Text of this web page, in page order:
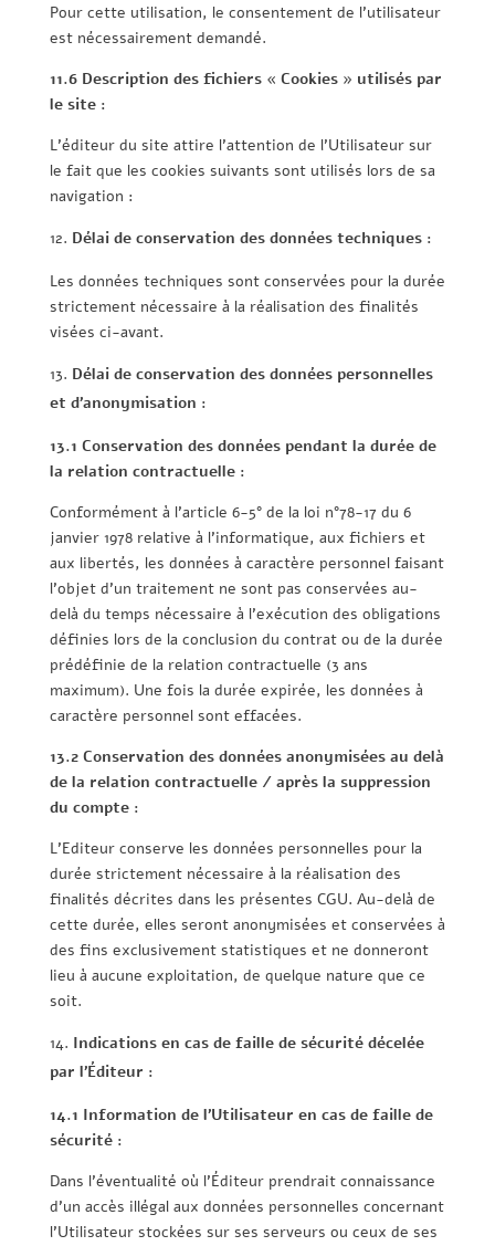
Pour cette utilisation, le consentement de l’utilisateur
est nécessairement demandé.
11.6 Description des fichiers « Cookies » utilisés par
le site :
L’éditeur du site attire l’attention de l’Utilisateur sur
le fait que les cookies suivants sont utilisés lors de sa
navigation :
Délai de conservation des données techniques :
Les données techniques sont conservées pour la durée
strictement nécessaire à la réalisation des finalités
visées ci-avant.
Délai de conservation des données personnelles
et d’anonymisation :
13.1 Conservation des données pendant la durée de
la relation contractuelle :
Conformément à l’article 6-5° de la loi n°78-17 du 6
janvier 1978 relative à l’informatique, aux fichiers et
aux libertés, les données à caractère personnel faisant
l’objet d’un traitement ne sont pas conservées au-
delà du temps nécessaire à l’exécution des obligations
définies lors de la conclusion du contrat ou de la durée
prédéfinie de la relation contractuelle (3 ans
maximum). Une fois la durée expirée, les données à
caractère personnel sont effacées.
13.2 Conservation des données anonymisées au delà
de la relation contractuelle / après la suppression
du compte :
L’Editeur conserve les données personnelles pour la
durée strictement nécessaire à la réalisation des
finalités décrites dans les présentes CGU. Au-delà de
cette durée, elles seront anonymisées et conservées à
des fins exclusivement statistiques et ne donneront
lieu à aucune exploitation, de quelque nature que ce
soit.
Indications en cas de faille de sécurité décelée
par l’Éditeur :
14.1 Information de l’Utilisateur en cas de faille de
sécurité :
Dans l’éventualité où l’Éditeur prendrait connaissance
d’un accès illégal aux données personnelles concernant
l’Utilisateur stockées sur ses serveurs ou ceux de ses